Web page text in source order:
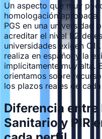
Un aspecto que muy
homologación
PGS en una universidad
acreditar el nivel B2 de
universidades exigen
realiza en español y la
implícitamente muy alta.
orientamos sobre
los plazos reales de
Diferencia entre
Sanitario y PIR